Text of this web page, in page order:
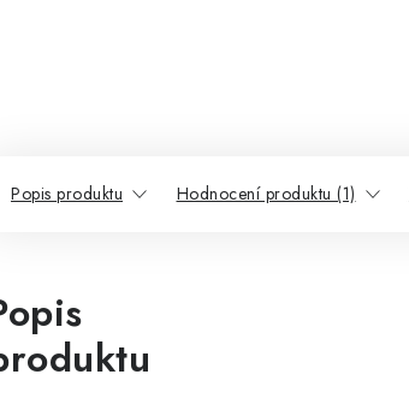
Popis produktu Hodnocení produktu (1)